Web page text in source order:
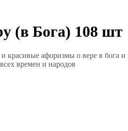
(в Бога) 108 шт
красивые афоризмы о вере в бога
времен и народов